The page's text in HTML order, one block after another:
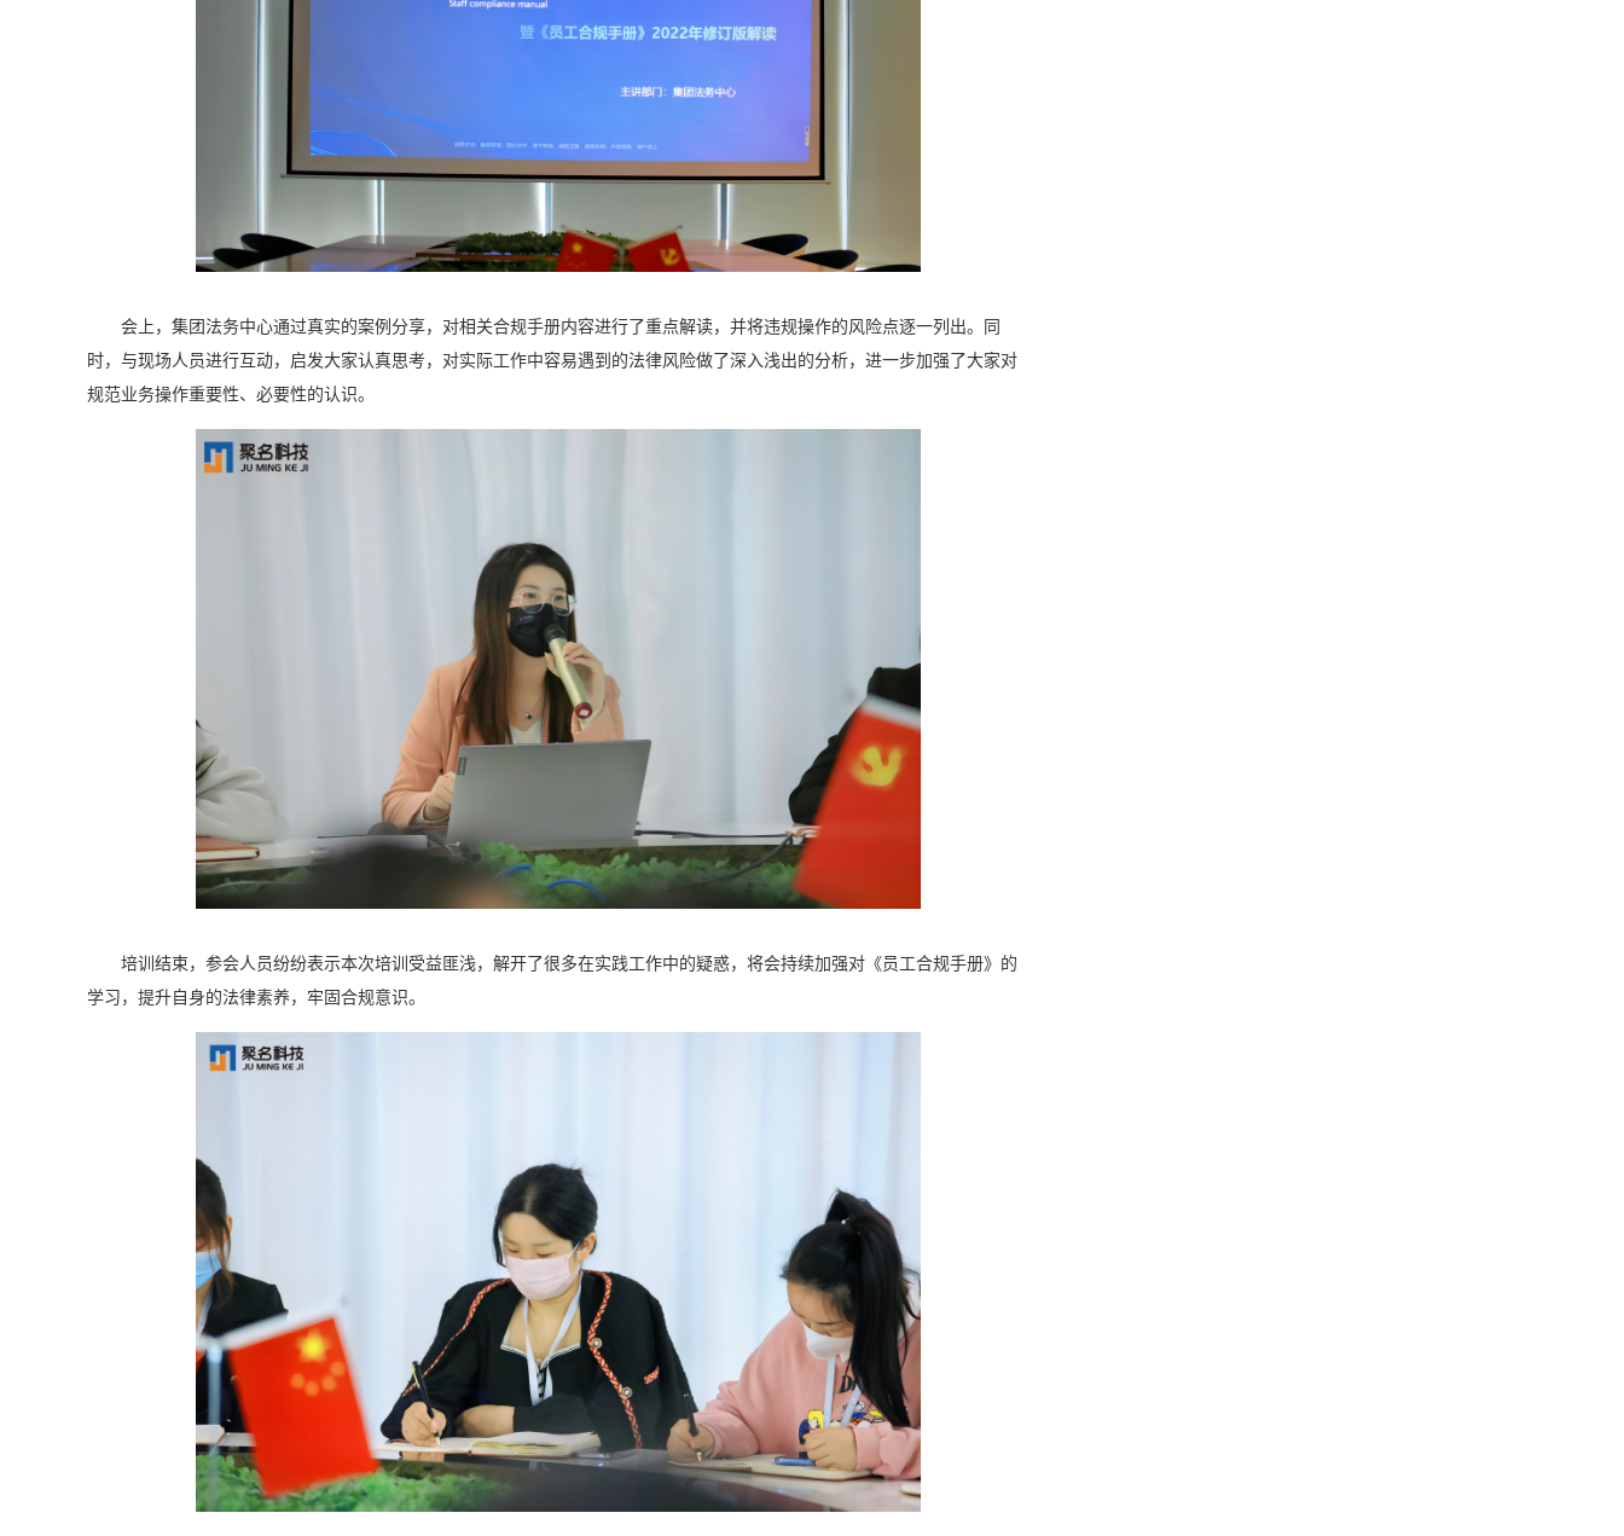
会上，集团法务中心通过真实的案例分享，对相关合规手册内容进行了重点解读，并将违规操作的风险点逐一列出。同
时，与现场人员进行互动，启发大家认真思考，对实际工作中容易遇到的法律风险做了深入浅出的分析，进一步加强了大家对
规范业务操作重要性、必要性的认识。
培训结束，参会人员纷纷表示本次培训受益匪浅，解开了很多在实践工作中的疑惑，将会持续加强对《员工合规手册》的
学习，提升自身的法律素养，牢固合规意识。